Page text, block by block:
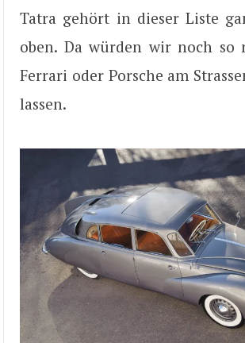
Tatra gehört in dieser Liste
oben. Da würden wir noch so
Ferrari oder Porsche am
lassen.